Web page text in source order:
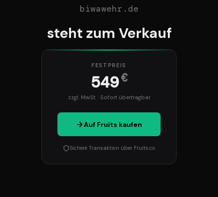
biwawehr.de
steht zum Verkauf
FESTPREIS
549€
zzgl. MwSt. · Sofort übertragbar
Auf Fruits kaufen
Sichere Transaktion über Fruits.co